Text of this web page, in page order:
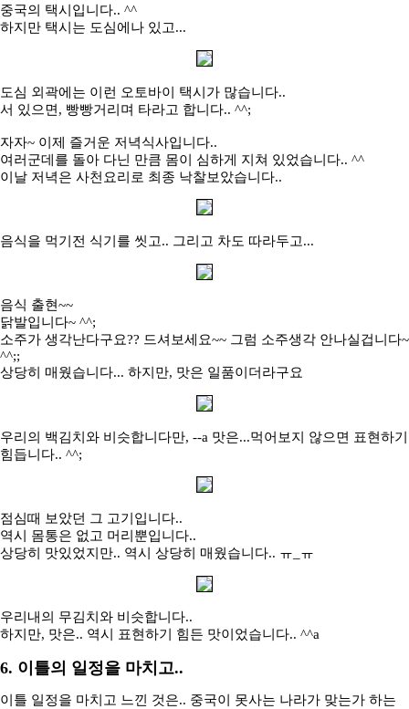
중국의 택시입니다.. ^^
하지만 택시는 도심에나 있고...
도심 외곽에는 이런 오토바이 택시가 많습니다..
서 있으면, 빵빵거리며 타라고 합니다.. ^^;
자자~ 이제 즐거운 저녁식사입니다..
여러군데를 돌아 다닌 만큼 몸이 심하게 지쳐 있었습니다.. ^^
이날 저녁은 사천요리로 최종 낙찰보았습니다..
음식을 먹기전 식기를 씻고.. 그리고 차도 따라두고...
음식 출현~~
닭발입니다~ ^^;
소주가 생각난다구요?? 드셔보세요~~ 그럼 소주생각 안나실겁니다~
^^;;
상당히 매웠습니다... 하지만, 맛은 일품이더라구요
우리의 백김치와 비슷합니다만, --a 맛은...먹어보지 않으면 표현하기
힘듭니다.. ^^;
점심때 보았던 그 고기입니다..
역시 몸통은 없고 머리뿐입니다..
상당히 맛있었지만.. 역시 상당히 매웠습니다.. ㅠ_ㅠ
우리내의 무김치와 비슷합니다..
하지만, 맛은.. 역시 표현하기 힘든 맛이었습니다.. ^^a
6. 이틀의 일정을 마치고..
이틀 일정을 마치고 느낀 것은.. 중국이 못사는 나라가 맞는가 하는